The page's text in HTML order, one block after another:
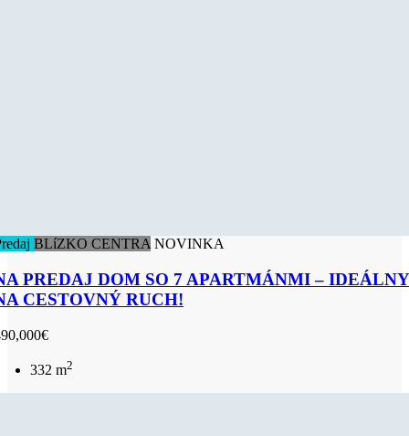
BLíZKO CENTRA NOVINKA
PREDAJ DOM SO 7 APARTMÁNMI – IDEÁLNY
CESTOVNÝ RUCH!
332 m2